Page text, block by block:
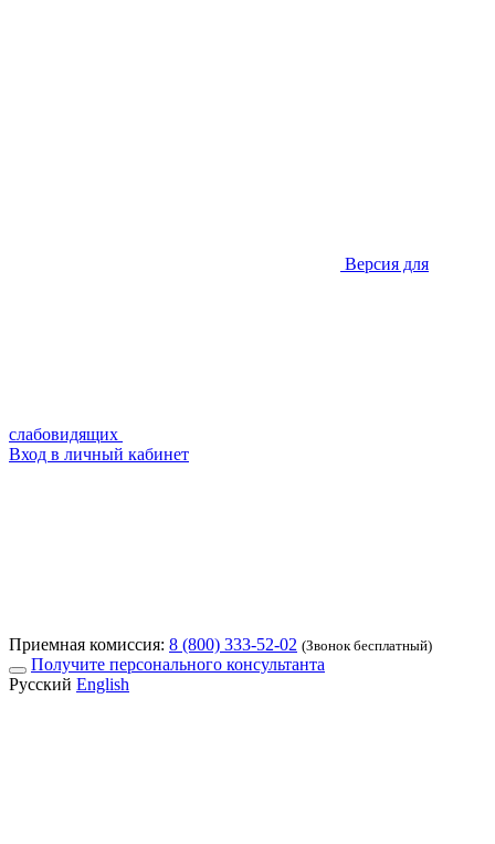
Версия для
слабовидящих
Вход в личный кабинет
Приемная комиссия: 8 (800) 333-52-02 (Звонок бесплатный)
Получите персонального консультанта
Русский English